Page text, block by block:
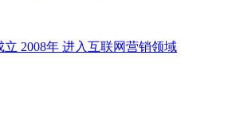
立 2008年 进入互联网营销领域